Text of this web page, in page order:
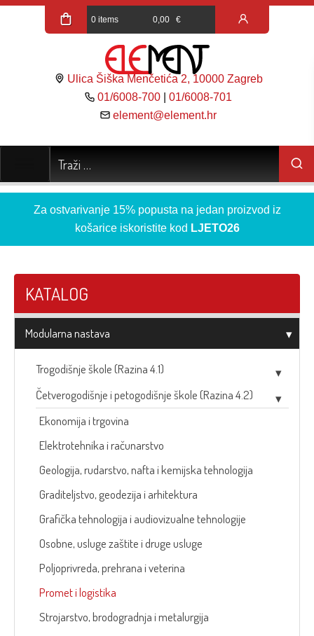
0 items 0,00 €
Ulica Šiška Menčetića 2, 10000 Zagreb
01/6008-700 |01/6008-701
element@element.hr
Za ostvarivanje 15% popusta na jedan proizvod iz
košarice iskoristite kod LJETO26
KATALOG
Modularna nastava
Trogodišnje škole (Razina 4.1)
Četverogodišnje i petogodišnje škole (Razina 4.2)
Ekonomija i trgovina
Elektrotehnika i računarstvo
Geologija, rudarstvo, nafta i kemijska tehnologija
Graditeljstvo, geodezija i arhitektura
Grafička tehnologija i audiovizualne tehnologije
Osobne, usluge zaštite i druge usluge
Poljoprivreda, prehrana i veterina
Promet i logistika
Strojarstvo, brodogradnja i metalurgija